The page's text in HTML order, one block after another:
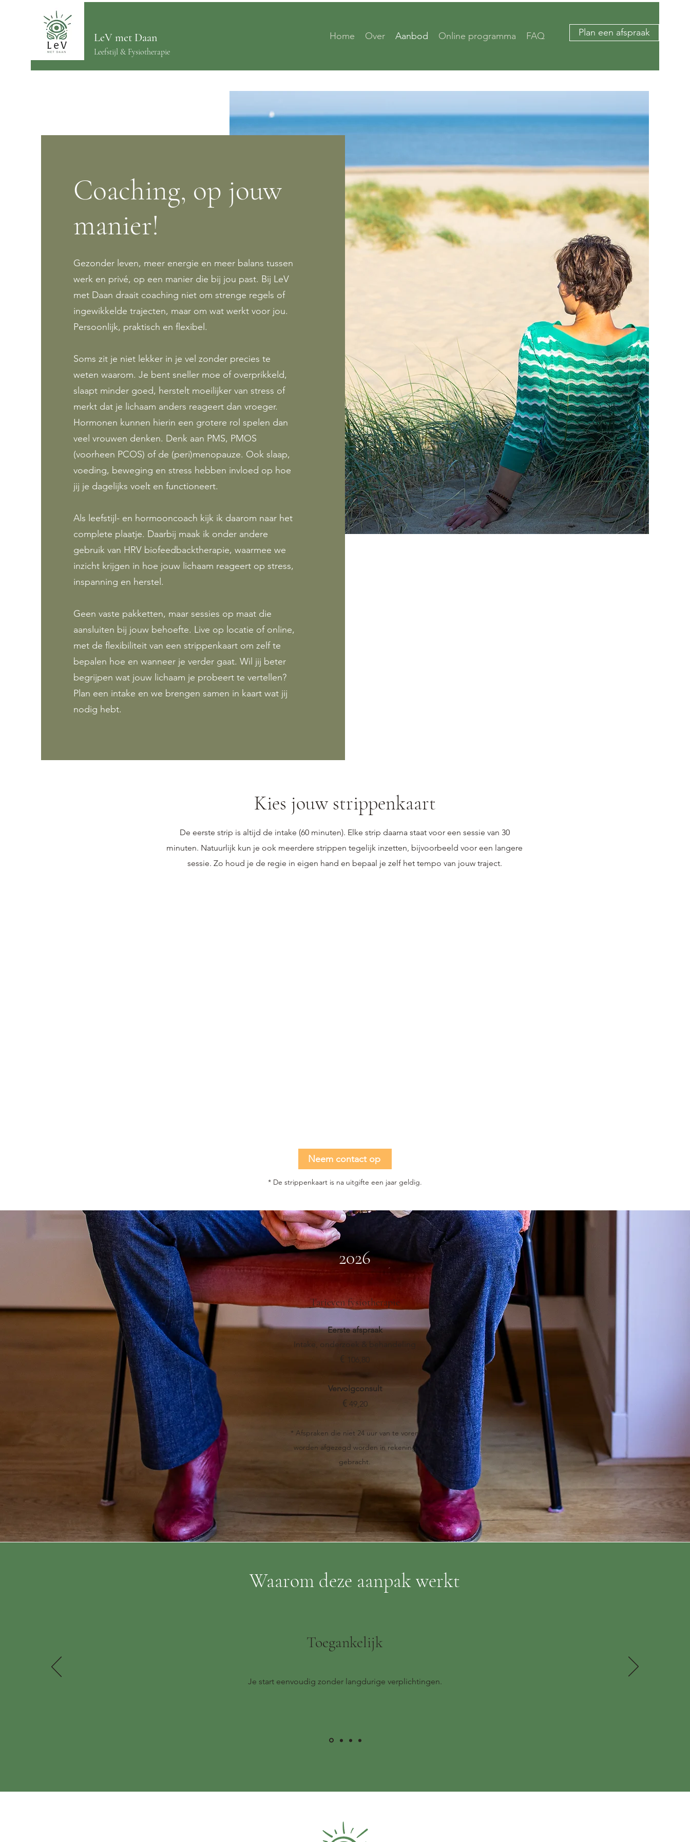
LeVmet Daan
Leefstijl & Fysiotherapie
Home Over Aanbod Online programma FAQ Plan een afspraak
Coaching, op jouw
manier!
Gezonder leven, meer energie en meer balans tussen
werk en privé, op een manier die bij jou past. Bij LeV
met Daan draait coaching niet om strenge regels of
ingewikkelde trajecten, maar om wat werkt voor jou.
Persoonlijk, praktisch en flexibel.
Soms zit je niet lekker in je vel zonder precies te
weten waarom. Je bent sneller moe of overprikkeld,
slaapt minder goed, herstelt moeilijker van stress of
merkt dat je lichaam anders reageert dan vroeger.
Hormonen kunnen hierin een grotere rol spelen dan
veel vrouwen denken. Denk aan PMS, PMOS
(voorheen PCOS) of de (peri)menopauze. Ook slaap,
voeding, beweging en stress hebben invloed op hoe
jij je dagelijks voelt en functioneert.
Als leefstijl- en hormooncoach kijk ik daarom naar het
complete plaatje. Daarbij maak ik onder andere
gebruik van HRV biofeedbacktherapie, waarmee we
inzicht krijgen in hoe jouw lichaam reageert op stress,
inspanning en herstel.
Geen vaste pakketten, maar sessies op maat die
aansluiten bij jouw behoefte. Live op locatie of online,
met de flexibiliteit van een strippenkaart om zelf te
bepalen hoe en wanneer je verder gaat. Wil jij beter
begrijpen wat jouw lichaam je probeert te vertellen?
Plan een intake en we brengen samen in kaart wat jij
nodig hebt.
Kies jouw strippenkaart
De eerste strip is altijd de intake (60 minuten). Elke strip daarna staat voor een sessie van 30
minuten. Natuurlijk kun je ook meerdere strippen tegelijk inzetten, bijvoorbeeld voor een langere
sessie. Zo houd je de regie in eigen hand en bepaal je zelf het tempo van jouw traject.
Neem contact op
* De strippenkaart is na uitgifte een jaar geldig.
2026
Tarieven fysiotherapie
Eerste afspraak
Intake, onderzoek & behandeling
€ 106,80
Vervolgconsult
€ 49,20
* Afspraken die niet 24 uur van te voren
worden afgezegd worden in rekening
gebracht.
Waarom deze aanpak werkt
Toegankelijk
Je start eenvoudig zonder langdurige verplichtingen.